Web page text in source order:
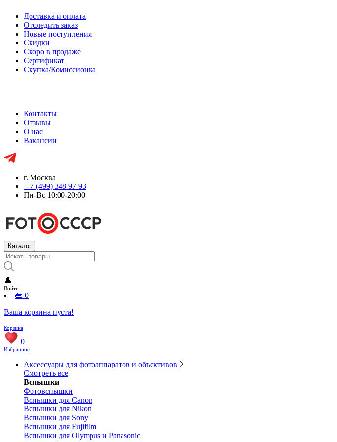
Доставка и оплата
Отследить заказ
Новые поступления
Скидки
Скоро в продаже
Сертификат
Скупка/Комиссионка
Контакты
Отзывы
О нас
Вакансии
г. Москва
+ 7 (499) 348 97 93
Пн-Вс 10:00-20:00
Каталог
👤
Войти
👜 0
Ваша корзина пуста!
Корзина
0
Избранное
Аксессуары для фотоаппаратов и объективов
Смотреть все
Вспышки
Фотовспышки
Вспышки для Canon
Вспышки для Nikon
Вспышки для Sony
Вспышки для Fujifilm
Вспышки для Olympus и Panasonic